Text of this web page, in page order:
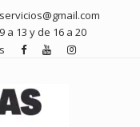
a 13 y de 16 a 20